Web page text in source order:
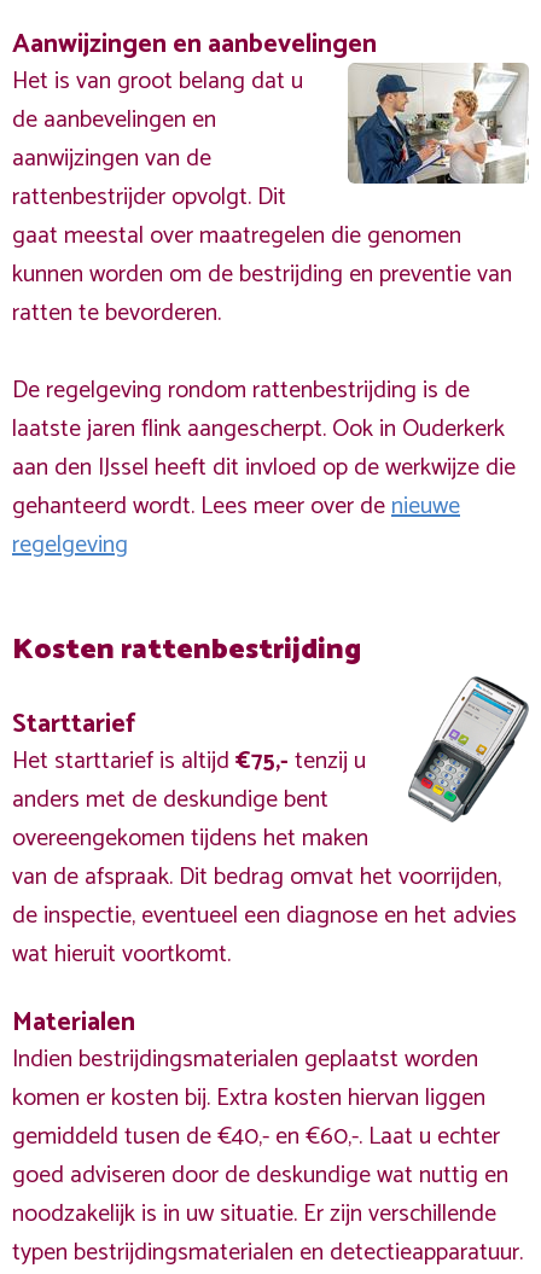
Aanwijzingen en aanbevelingen
Het is van groot belang dat u
de aanbevelingen en
aanwijzingen van de
rattenbestrijder opvolgt. Dit
gaat meestal over maatregelen die genomen
kunnen worden om de bestrijding en preventie van
ratten te bevorderen.
De regelgeving rondom rattenbestrijding is de
laatste jaren flink aangescherpt. Ook in Ouderkerk
aan den IJssel heeft dit invloed op de werkwijze die
gehanteerd wordt. Lees meer over denieuwe
regelgeving
Kosten rattenbestrijding
Starttarief
Het starttarief is altijd€75,-tenzij u
anders met de deskundige bent
overeengekomen tijdens het maken
van de afspraak. Dit bedrag omvat het voorrijden,
de inspectie, eventueel een diagnose en het advies
wat hieruit voortkomt.
Materialen
Indien bestrijdingsmaterialen geplaatst worden
komen er kosten bij. Extra kosten hiervan liggen
gemiddeld tusen de €40,- en €60,-. Laat u echter
goed adviseren door de deskundige wat nuttig en
noodzakelijk is in uw situatie. Er zijn verschillende
typen bestrijdingsmaterialen en detectieapparatuur.